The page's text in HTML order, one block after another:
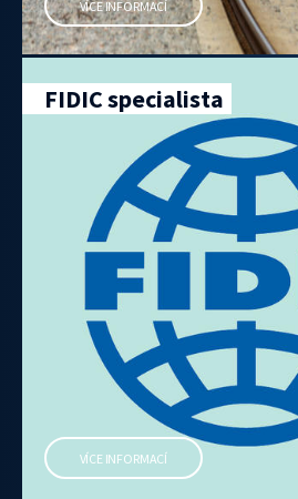
VÍCE INFORMACÍ
FIDIC specialista
VÍCE INFORMACÍ